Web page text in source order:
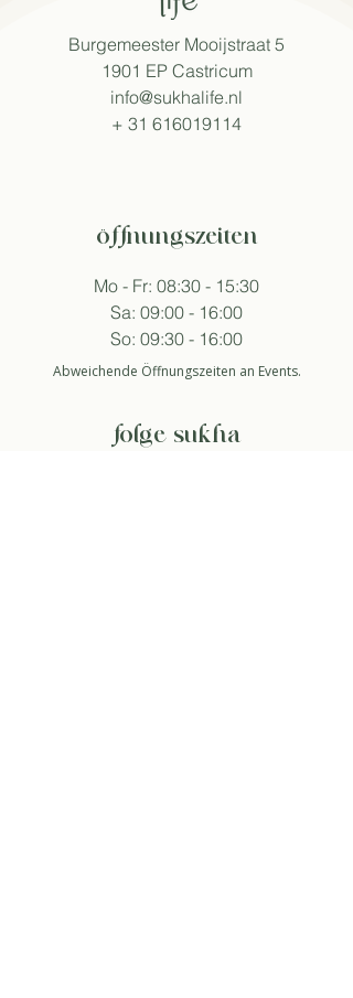
Burgemeester Mooijstraat 5
1901 EP Castricum
info@sukhalife.nl
+ 31 616019114
öffnungszeiten
Mo - Fr: 08:30 - 15:30
Sa: 09:00 - 16:00
So: 09:30 - 16:00
Abweichende Öffnungszeiten an Events.
folge sukha